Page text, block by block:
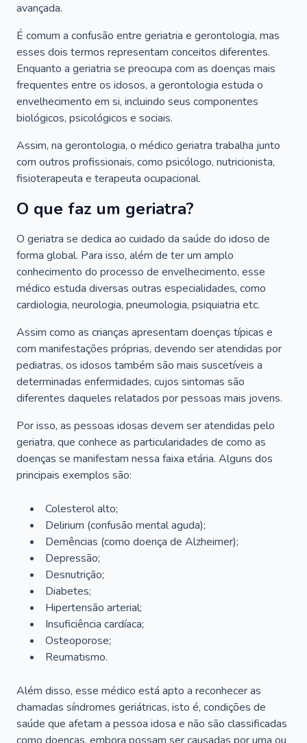
avançada.
É comum a confusão entre geriatria e gerontologia, mas
esses dois termos representam conceitos diferentes.
Enquanto a geriatria se preocupa com as doenças mais
frequentes entre os idosos, a gerontologia estuda o
envelhecimento em si, incluindo seus componentes
biológicos, psicológicos e sociais.
Assim, na gerontologia, o médico geriatra trabalha junto
com outros profissionais, como psicólogo, nutricionista,
fisioterapeuta e terapeuta ocupacional.
O que faz um geriatra?
O geriatra se dedica ao cuidado da saúde do idoso de
forma global. Para isso, além de ter um amplo
conhecimento do processo de envelhecimento, esse
médico estuda diversas outras especialidades, como
cardiologia, neurologia, pneumologia, psiquiatria etc.
Assim como as crianças apresentam doenças típicas e
com manifestações próprias, devendo ser atendidas por
pediatras, os idosos também são mais suscetíveis a
determinadas enfermidades, cujos sintomas são
diferentes daqueles relatados por pessoas mais jovens.
Por isso, as pessoas idosas devem ser atendidas pelo
geriatra, que conhece as particularidades de como as
doenças se manifestam nessa faixa etária. Alguns dos
principais exemplos são:
Colesterol alto;
Delirium (confusão mental aguda);
Demências (como doença de Alzheimer);
Depressão;
Desnutrição;
Diabetes;
Hipertensão arterial;
Insuficiência cardíaca;
Osteoporose;
Reumatismo.
Além disso, esse médico está apto a reconhecer as
chamadas síndromes geriátricas, isto é, condições de
saúde que afetam a pessoa idosa e não são classificadas